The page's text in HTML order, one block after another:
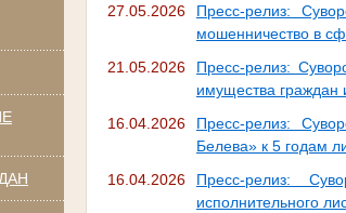
27.05.2026
Пресс-релиз:
мошенничество в
21.05.2026
Пресс-релиз:
имущества граждан
16.04.2026
Пресс-релиз:
Белева» к 5 годам
16.04.2026
Пресс-релиз:
исполнительного